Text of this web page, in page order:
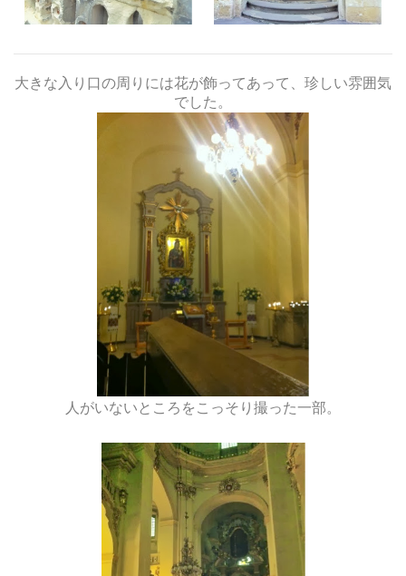
大きな入り口の周りには花が飾ってあって、珍しい雰囲気
でした。
人がいないところをこっそり撮った一部。